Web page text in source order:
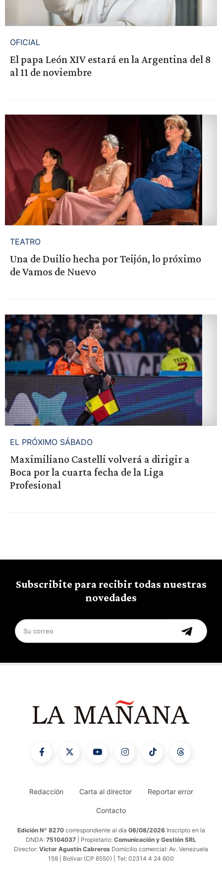
OFICIAL
El papa León XIV estará en la Argentina del 8
al 11 de noviembre
TEATRO
Una de Duilio hecha por Teijón, lo próximo
de Vamos de Nuevo
EL PRÓXIMO SÁBADO
Maximiliano Castelli volverá a dirigir a
Boca por la cuarta fecha de la Liga
Profesional
Subscribite para recibir todas nuestras
novedades
Redacción Carta al director Reportar error
Contacto
Edición Nº 8270 correspondiente al día 06/08/2026 Inscripto en la
DNDA: 75104037 | Propietario: Comunicación y Gestión SRL
Director: Victor Agustín Cabreros Domicilio comercial: Av. Venezuela
159 | Bolívar (CP 6550) | Tel: 02314 4 24 600